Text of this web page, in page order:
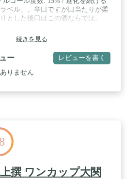
ベル」。辛口ですが口当たりが柔
とした後口はこの酒ならでは。
続きを見る
ー レビューを書く
りません
上撰 ワンカップ大関